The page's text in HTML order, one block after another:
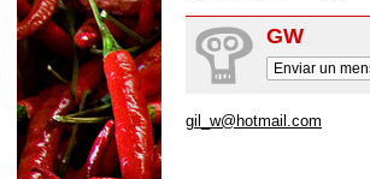
GW
Enviar un
gil_w@hotmail.com